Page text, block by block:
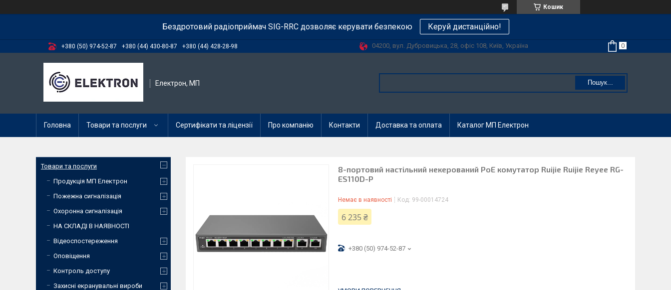
Кошик
Бездротовий радіоприймач SIG-RRC дозволяє керувати безпекою Керуй дистанційно!
+380 (50) 974-52-87 +380 (44) 430-80-87 +380 (44) 428-28-98 04200, вул. Дубровицька, 28, офіс 108, Київ, Україна
Електрон, МП Пошук...
Головна Товари та послуги Сертифікати та ліцензії Про компанію Контакти Доставка та оплата Каталог МП Електрон
8-портовий настільний некерований PoE комутатор Ruijie Ruijie Reyee RG-
ES110D-P
Немає в наявності Код: 99-00014724
6 235 ₴
+380 (50) 974-52-87
Товари та послуги
Продукція МП Електрон
Пожежна сигналізація
Охоронна сигналізація
НА СКЛАДІ В НАЯВНОСТІ
Відеоспостереження
Оповіщення
Контроль доступу
Захисні екранувальні вироби